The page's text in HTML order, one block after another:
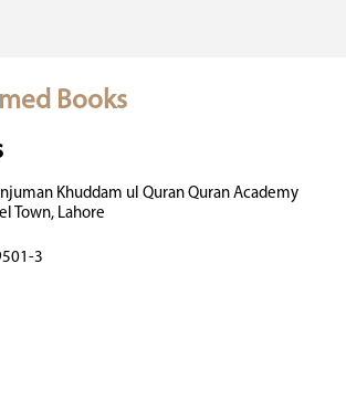
Books
Khuddam ul Quran Quran Academy
Town, Lahore
3